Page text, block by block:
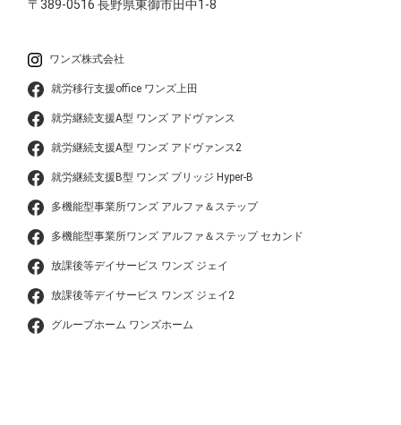
〒389-0516長野県東御市田中1-8
ワンズ株式会社
就労移行支援office ワンズ上田
就労継続支援A型 ワンズ アドヴァンス
就労継続支援A型 ワンズ アドヴァンス2
就労継続支援B型 ワンズ ブリッジ Hyper-B
多機能型事業所ワンズ アルファ＆ステップ
多機能型事業所ワンズ アルファ＆ステップ セカンド
放課後等デイサービス ワンズ ジェイ
放課後等デイサービス ワンズ ジェイ2
グループホーム ワンズホーム